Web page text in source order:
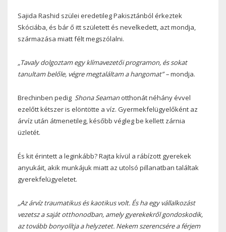
Sajida Rashid szülei eredetileg Pakisztánból érkeztek
Skóciába, és bár ő itt született és nevelkedett, azt mondja,
származása miatt félt megszólalni.
„Tavaly dolgoztam egy klímavezetői programon, és sokat
tanultam belőle, végre megtaláltam a hangomat” –mondja.
Brechinben pedig Shona Seamanotthonát néhány évvel
ezelőtt kétszer is elöntötte a víz. Gyermekfelügyelőként az
árvíz után átmenetileg, később végleg be kellett zárnia
üzletét.
És kit érintett a leginkább? Rajta kívül a rábízott gyerekek
anyukáit, akik munkájuk miatt az utolsó pillanatban találtak
gyerekfelügyeletet.
„Az árvíz traumatikus és kaotikus volt. És ha egy vállalkozást
vezetsz a saját otthonodban, amely gyerekekről gondoskodik,
az tovább bonyolítja a helyzetet. Nekem szerencsére a férjem